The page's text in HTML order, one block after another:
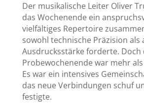
Der musikalische Leiter Oliver
das Wochenende ein
vielfältiges Repertoire
sowohl technische Präzision als
Ausdrucksstärke forderte. Doch
Probewochenende war mehr
Es war ein intensives
das neue Verbindungen schuf
festigte.